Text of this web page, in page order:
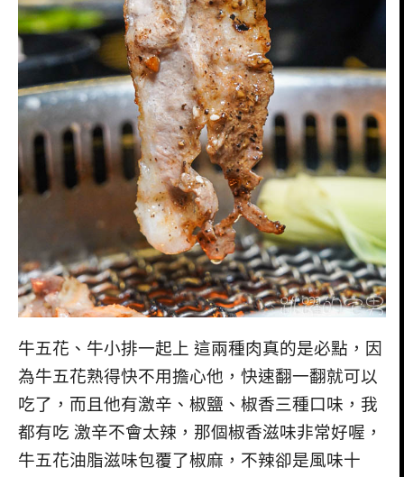
牛五花、牛小排一起上 這兩種肉真的是必點，因
為牛五花熟得快不用擔心他，快速翻一翻就可以
吃了，而且他有激辛、椒鹽、椒香三種口味，我
都有吃 激辛不會太辣，那個椒香滋味非常好喔，
牛五花油脂滋味包覆了椒麻，不辣卻是風味十